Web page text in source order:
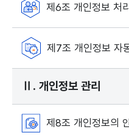
제6조 개인정보 처
제7조 개인정보 자
Ⅱ. 개인정보 관리
제8조 개인정보의